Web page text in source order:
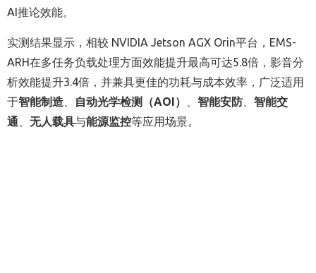
AI推论效能。
实测结果显示，相较 NVIDIA Jetson AGX Orin平台，EMS-
ARH在多任务负载处理方面效能提升最高可达5.8倍，影音分
析效能提升3.4倍，并兼具更佳的功耗与成本效率，广泛适用
于智能制造 自动光学检测（AOI） 智能安防
智能交
通
无人载具与能源监控等应用场景。